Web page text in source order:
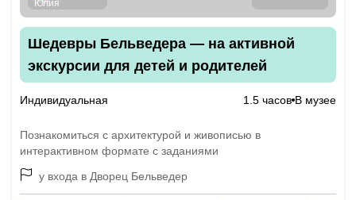
Шедевры Бельведера — на активной
экскурсии для детей и родителей
Индивидуальная 1.5 часов В музее
Познакомиться с архитектурой и живописью в
интерактивном формате с заданиями
у входа в Дворец Бельведер